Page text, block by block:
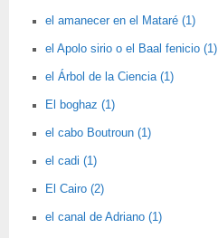
el amanecer en el Mataré (1)
el Apolo sirio o el Baal fenicio (1)
el Árbol de la Ciencia (1)
El boghaz (1)
el cabo Boutroun (1)
el cadi (1)
El Cairo (2)
el canal de Adriano (1)